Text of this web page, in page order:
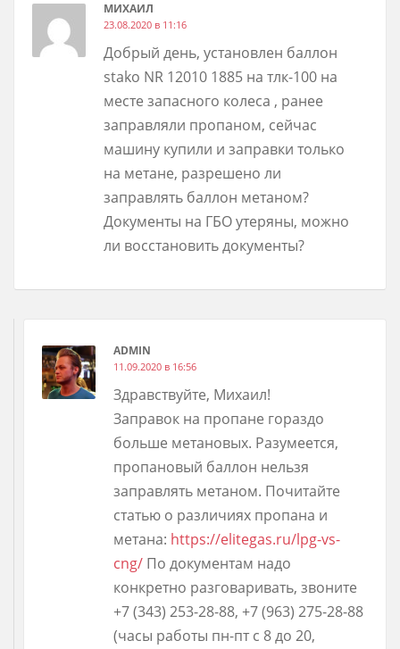
МИХАИЛ
23.08.2020 в 11:16
Добрый день, установлен баллон
stako NR 12010 1885 на тлк-100 на
месте запасного колеса , ранее
заправляли пропаном, сейчас
машину купили и заправки только
на метане, разрешено ли
заправлять баллон метаном?
Документы на ГБО утеряны, можно
ли восстановить документы?
ADMIN
11.09.2020 в 16:56
Здравствуйте, Михаил!
Заправок на пропане гораздо
больше метановых. Разумеется,
пропановый баллон нельзя
заправлять метаном. Почитайте
статью о различиях пропана и
метана: https://elitegas.ru/lpg-vs-
cng/ По документам надо
конкретно разговаривать, звоните
+7 (343) 253-28-88, +7 (963) 275-28-88
(часы работы пн-пт с 8 до 20,